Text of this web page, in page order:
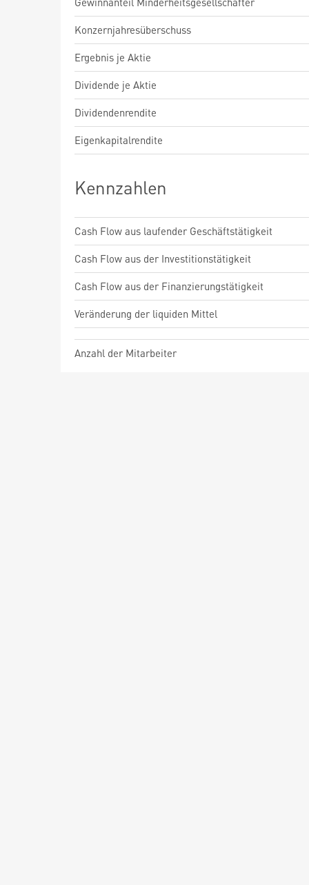
Konzernjahresüberschuss
Ergebnis je Aktie
Dividende je Aktie
Dividendenrendite
Eigenkapitalrendite
Kennzahlen
Cash Flow aus laufender Geschäftstätigkeit
Cash Flow aus der Investitionstätigkeit
Cash Flow aus der Finanzierungstätigkeit
Veränderung der liquiden Mittel
Anzahl der Mitarbeiter